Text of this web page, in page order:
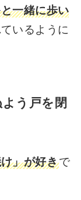
一緒に歩い
いるように
う戸を閉
」が好きで